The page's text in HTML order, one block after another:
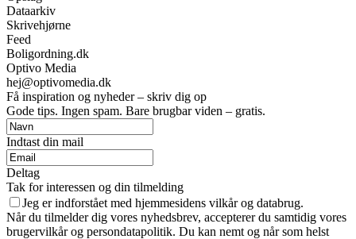
Dataarkiv
Skrivehjørne
Feed
Boligordning.dk
Optivo Media
hej@optivomedia.dk
Få inspiration og nyheder – skriv dig op
Gode tips. Ingen spam. Bare brugbar viden – gratis.
Indtast din mail
Deltag
Tak for interessen og din tilmelding
Jeg er indforstået med hjemmesidens vilkår og databrug.
Når du tilmelder dig vores nyhedsbrev, accepterer du samtidig vores
brugervilkår og persondatapolitik. Du kan nemt og når som helst